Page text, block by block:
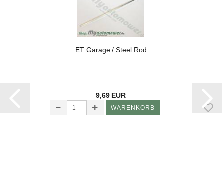
ET Ga­rage / Steel Rod
9,69 EUR
WARENKORB